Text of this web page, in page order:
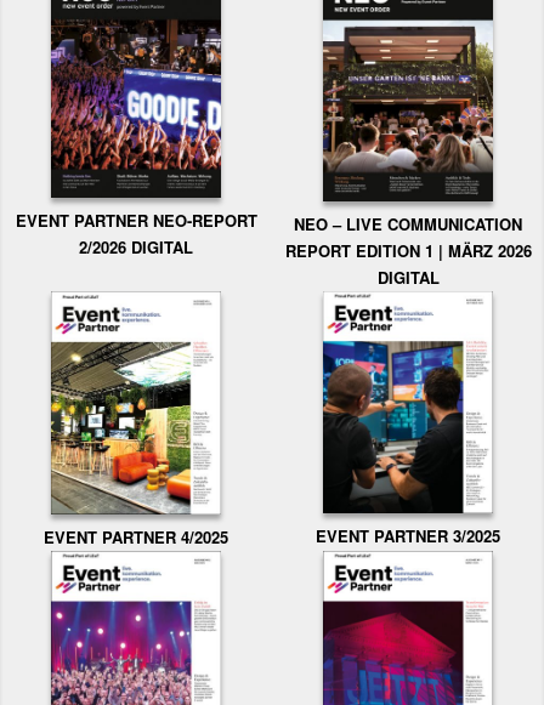
EVENT PARTNER NEO-REPORT
2/2026 DIGITAL
NEO – LIVE COMMUNICATION
REPORT EDITION 1 | MÄRZ 2026
DIGITAL
EVENT PARTNER 4/2025 EVENT PARTNER 3/2025